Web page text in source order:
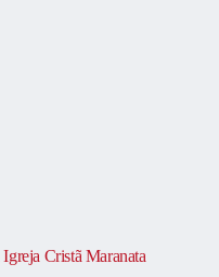
Cristã Maranata